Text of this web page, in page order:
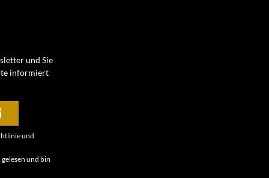
und Sie
informiert
und
gelesen und bin